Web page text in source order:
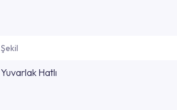
Şekil
Yuvarlak Hatlı